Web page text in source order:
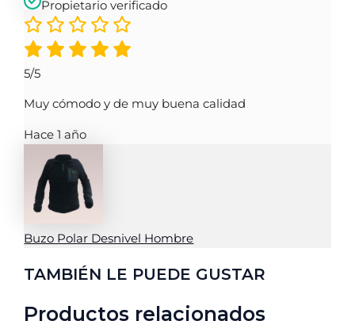
Propietario verificado
5/5
Muy cómodo y de muy buena calidad
Hace 1 año
Buzo Polar Desnivel Hombre
TAMBIÉN LE PUEDE GUSTAR
Productos relacionados